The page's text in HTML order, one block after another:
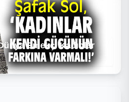
Emekçi Kadınlar